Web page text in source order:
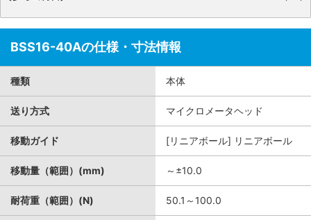
BSS16-40Aの仕様・寸法情報
種類 本体
送り方式 マイクロメータヘッド
移動ガイド [リニアボール] リニアボール
移動量（範囲）(mm) ～±10.0
耐荷重（範囲）(N) 50.1～100.0